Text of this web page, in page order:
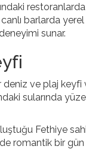
barlarda yerel
sunar.
ve plaj keyfi
sularında
Fethiye
romantik bir